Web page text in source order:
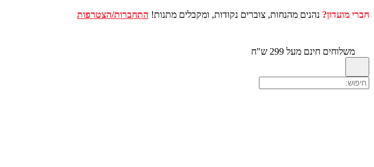
חברי מועדון? נהנים מהנחות, צוברים נקודות, ומקבלים מתנות! התחברות/הצטרפות
משלוחים חינם מעל 299 ש"ח
מוצרים
בעגלת
מוצר פרטים סה"כ
סכום ביניים₪0.00 המשלוח וההנחות מחושבים במהלך התשלום בקופה.